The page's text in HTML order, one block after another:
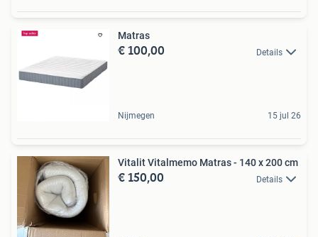
Matras
€ 100,00 Details
Nijmegen 15 jul 26
Vitalit Vitalmemo Matras - 140 x 200 cm
€ 150,00 Details